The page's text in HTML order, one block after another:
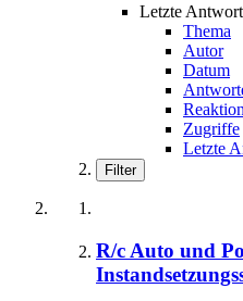
Letzte Antwort
Thema
Autor
Datum
Zugriffe
Letzte
Filter
R/c Auto und